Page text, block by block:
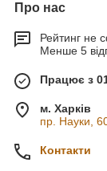
Про нас
Рейтинг не
Менше 5
Працює з
м. Харків
пр. Науки,
Контакти